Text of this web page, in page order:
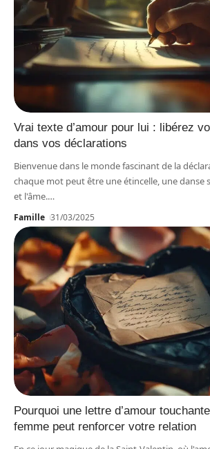
Vrai texte d’amour pour lui : libérez
dans vos déclarations
Bienvenue dans le monde fascinant de la
chaque mot peut être une étincelle, une
et l'âme.…
Famille 31/03/2025
Pourquoi une lettre d’amour
femme peut renforcer votre relation